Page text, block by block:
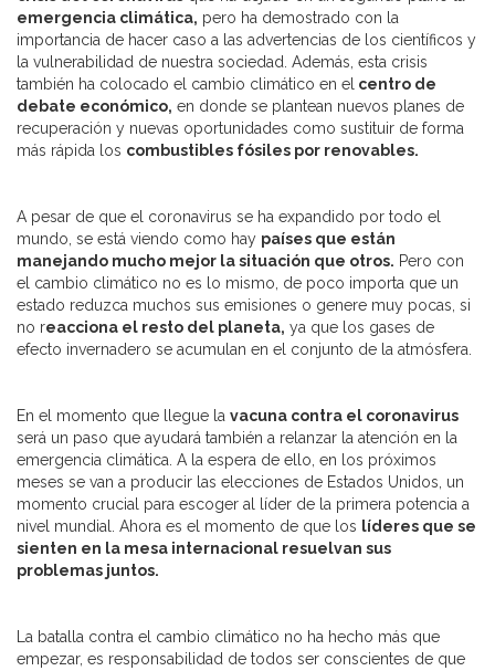
emergencia climática, pero ha demostrado con la
importancia de hacer caso a las advertencias de los científicos y
la vulnerabilidad de nuestra sociedad. Además, esta crisis
también ha colocado el cambio climático en el centro de
debate económico, en donde se plantean nuevos planes de
recuperación y nuevas oportunidades como sustituir de forma
más rápida los combustibles fósiles por renovables.
A pesar de que el coronavirus se ha expandido por todo el
mundo, se está viendo como hay países que están
manejando mucho mejor la situación que otros. Pero con
el cambio climático no es lo mismo, de poco importa que un
estado reduzca muchos sus emisiones o genere muy pocas, si
no reacciona el resto del planeta, ya que los gases de
efecto invernadero se acumulan en el conjunto de la atmósfera.
En el momento que llegue la vacuna contra el coronavirus
será un paso que ayudará también a relanzar la atención en la
emergencia climática. A la espera de ello, en los próximos
meses se van a producir las elecciones de Estados Unidos, un
momento crucial para escoger al líder de la primera potencia a
nivel mundial. Ahora es el momento de que los líderes que se
sienten en la mesa internacional resuelvan sus
problemas juntos.
La batalla contra el cambio climático no ha hecho más que
empezar, es responsabilidad de todos ser conscientes de que